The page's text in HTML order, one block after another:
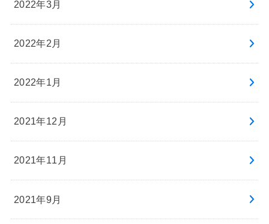
2022年3月
2022年2月
2022年1月
2021年12月
2021年11月
2021年9月